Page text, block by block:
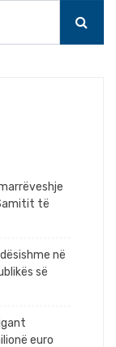
të
në
së
euro